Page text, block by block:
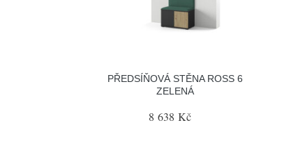
PŘEDSÍŇOVÁ STĚNA ROSS 6
ZELENÁ
8 638 Kč